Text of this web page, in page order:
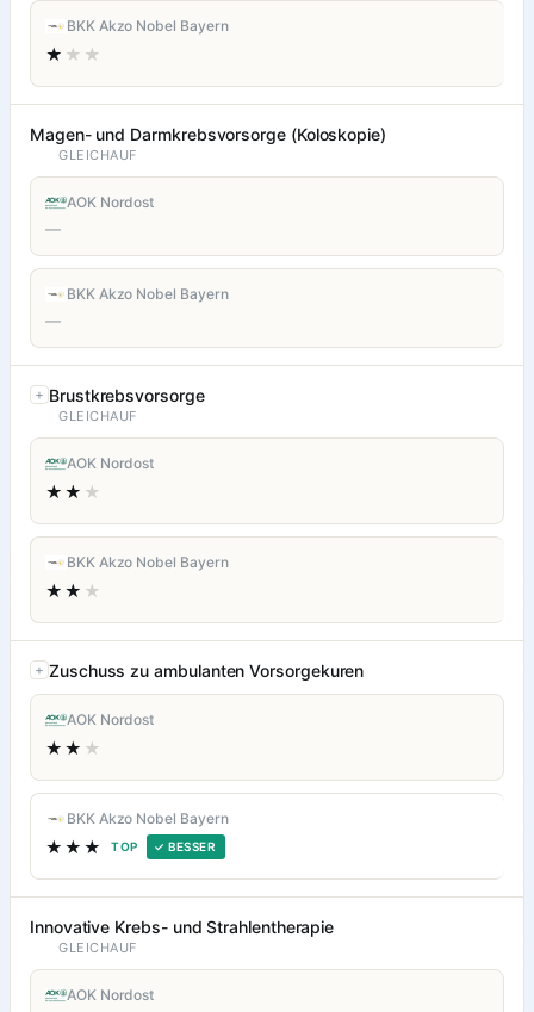
BKK Akzo Nobel Bayern
★ ★★
Magen- und Darmkrebsvorsorge (Koloskopie)
GLEICHAUF
AOK Nordost
—
BKK Akzo Nobel Bayern
—
Brustkrebsvorsorge
GLEICHAUF
AOK Nordost
★★ ★
BKK Akzo Nobel Bayern
★★ ★
Zuschuss zu ambulanten Vorsorgekuren
AOK Nordost
★★ ★
BKK Akzo Nobel Bayern
★★★ TOP ✓ BESSER
Innovative Krebs- und Strahlentherapie
GLEICHAUF
AOK Nordost